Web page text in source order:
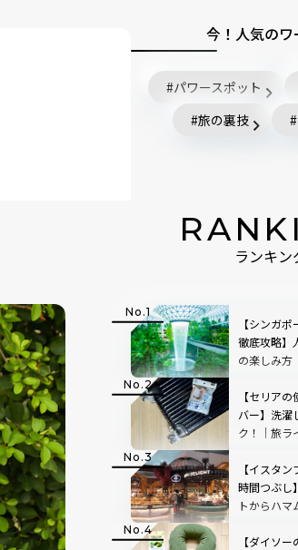
今！人気のワ
パワースポット
旅の裏技
ランキン
【シンガ
徹底攻略】
の楽しみ方
【セリア
バー】洗濯
ク！｜旅ラ
【イスタ
時間つぶし
トからハマ
【ダイソ